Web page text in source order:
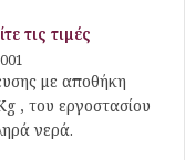
τις τιμές
με αποθήκη
, του εργοστασίου
νερά.